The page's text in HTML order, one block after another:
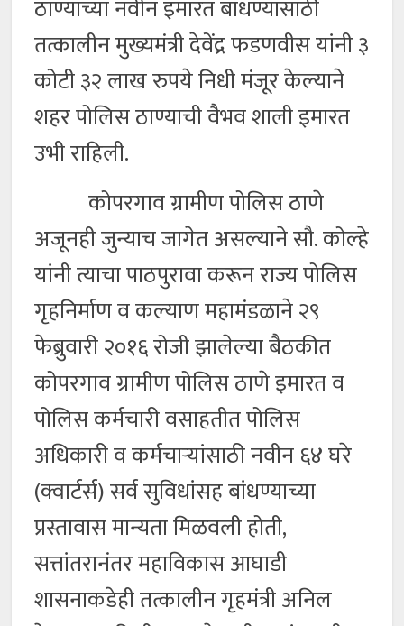
ठाण्याच्या नवीन इमारत बांधण्यासाठी
तत्कालीन मुख्यमंत्री देवेंद्र फडणवीस यांनी ३
कोटी ३२ लाख रुपये निधी मंजूर केल्याने
शहर पोलिस ठाण्याची वैभव शाली इमारत
उभी राहिली.
कोपरगाव ग्रामीण पोलिस ठाणे
अजूनही जुन्याच जागेत असल्याने सौ. कोल्हे
यांनी त्याचा पाठपुरावा करून राज्य पोलिस
गृहनिर्माण व कल्याण महामंडळाने २९
फेब्रुवारी २०१६ रोजी झालेल्या बैठकीत
कोपरगाव ग्रामीण पोलिस ठाणे इमारत व
पोलिस कर्मचारी वसाहतीत पोलिस
अधिकारी व कर्मचाऱ्यांसाठी नवीन ६४ घरे
(क्वार्टर्स) सर्व सुविधांसह बांधण्याच्या
प्रस्तावास मान्यता मिळवली होती,
सत्तांतरानंतर महाविकास आघाडी
शासनाकडेही तत्कालीन गृहमंत्री अनिल